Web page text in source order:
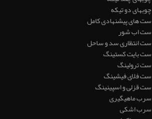
چوبهای دو تیکه
ست های پیشنهادی کامل
ست اب شور
ست انتظاری سد و ساحل
ست بایت کستینگ
ست ترولینگ
ست فلای فیشینگ
ست قزلی و اسپینینگ
سرب ماهیگیری
سرب اشکی